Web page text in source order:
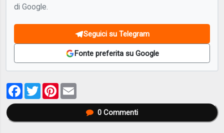
di Google.
Seguici su Telegram
Fonte preferita su Google
Facebook
TwitterPinterest
0Commenti